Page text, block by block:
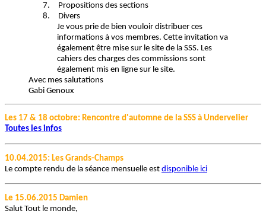
7.
Propositions des sections
8.
Divers
Je vous prie de bien vouloir distribuer ces
informations à vos membres. Cette invitation va
également être mise sur le site de la SSS. Les
cahiers des charges des commissions sont
également mis en ligne sur le site.
Avec mes salutations
Gabi Genoux
Les 17 & 18 octobre: Rencontre d'automne de la SSS à Undervelier
Toutes les infos
10.04.2015: Les Grands-Champs
Le compte rendu de la séance mensuelle est disponible ici
Le 15.06.2015 Damien
Salut Tout le monde,